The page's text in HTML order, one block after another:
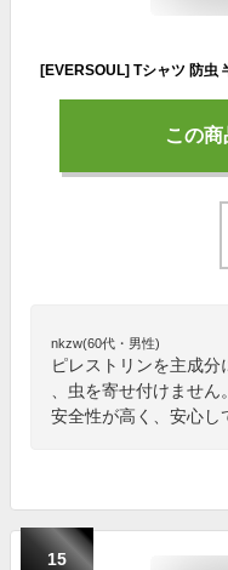
この
nkzw(60代・男性)
ピレストリンを主成
、虫を寄せ付けませ
安全性が高く、安心し
15